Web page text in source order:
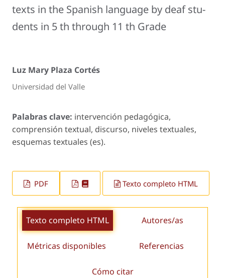
texts in the Spanish language by deaf stu-
dents in 5 th through 11 th Grade
Luz Mary Plaza Cortés
Universidad del Valle
Palabras clave: intervención pedagógica,
comprensión textual, discurso, niveles textuales,
esquemas textuales (es).
PDF Texto completo HTML
Texto completo HTML Autores/as
Métricas disponibles Referencias
Cómo citar